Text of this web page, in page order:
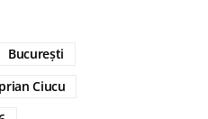
București
Ciucu